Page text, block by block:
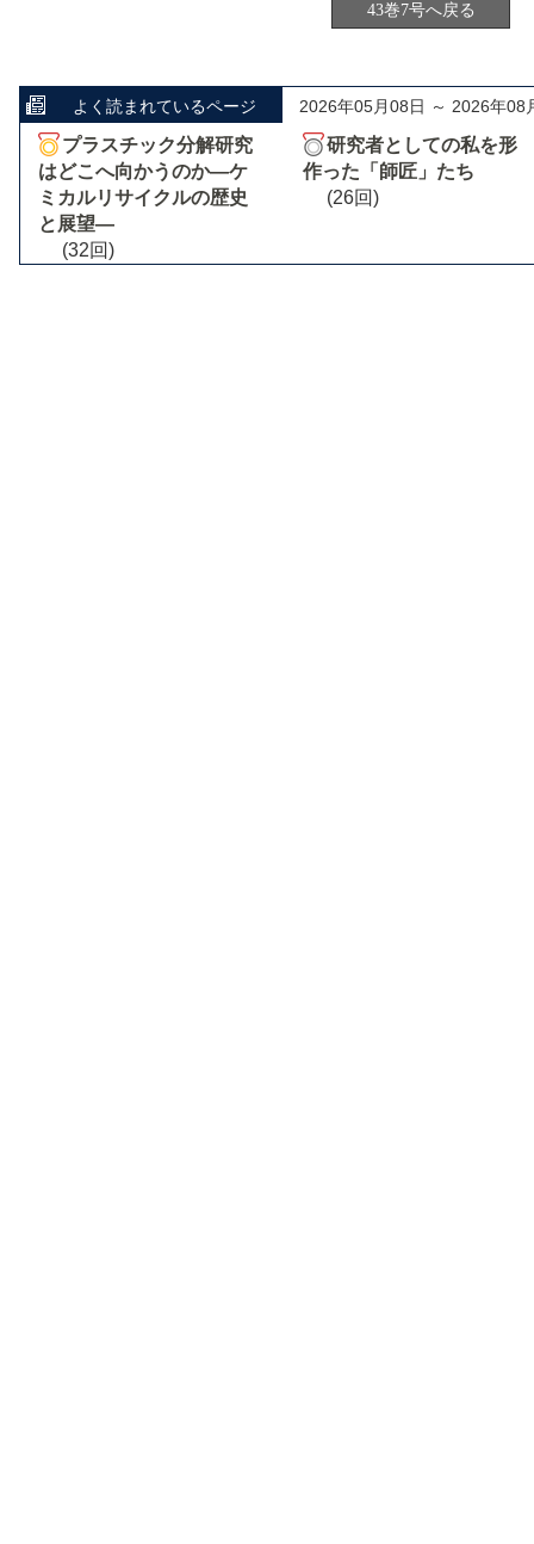
43巻7号へ戻る
よく読まれているページ 2026年05月08日 ～ 2026年08
プラスチック分解研究
はどこへ向かうのか―ケ
ミカルリサイクルの歴史
と展望―
(32回)
研究者としての私を形
作った「師匠」たち
(26回)